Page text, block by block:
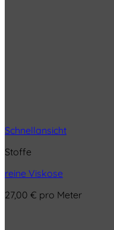
Schnellansicht
Stoffe
reine Viskose
27,00 € pro Meter